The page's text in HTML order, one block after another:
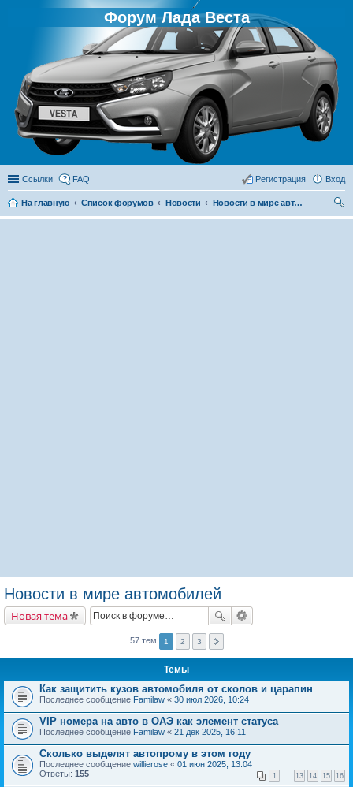
Форум Лада Веста
Ссылки FAQ Вход
Регистрация
На главную Список форумов Новости
Новости в мире автомобилей
ои
Новости в мире автомобилей
Новая тема
57 тем 1 2 3
Темы
Как защитить кузов автомобиля от сколов и царапин
Последнее сообщение Familaw « 30 июл 2026, 10:24
VIP номера на авто в ОАЭ как элемент статуса
Последнее сообщение Familaw « 21 дек 2025, 16:11
Сколько выделят автопрому в этом году
Последнее сообщение willierose « 01 июн 2025, 13:04
Ответы: 155 1 … 13 14 15 16